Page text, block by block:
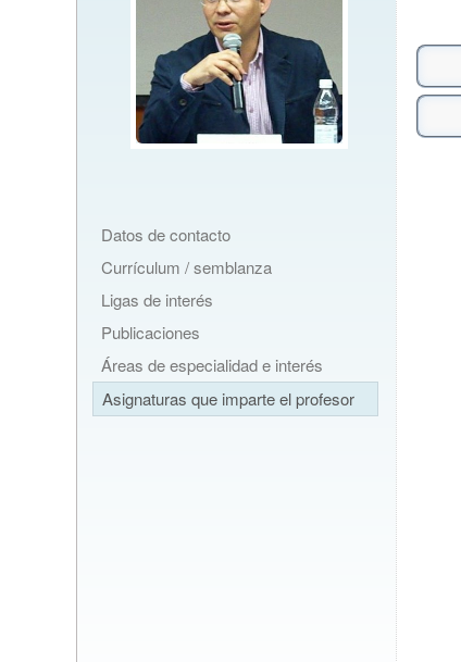
Datos de contacto
Currículum / semblanza
Ligas de interés
Publicaciones
Áreas de especialidad e interés
Asignaturas que imparte el profesor